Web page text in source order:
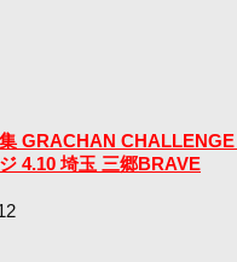
GRACHAN
4.10 埼玉 三郷BRAVE